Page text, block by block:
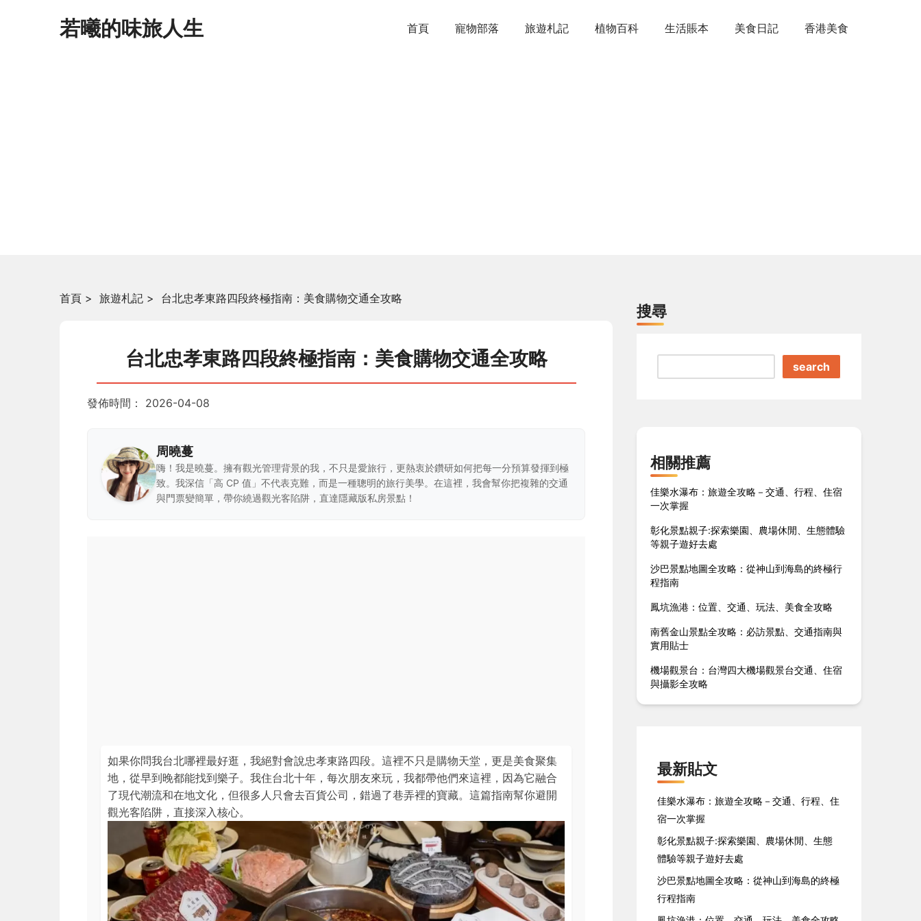
若曦的味旅人生 首頁 寵物部落 旅遊札記 植物百科 生活賬本 美食日記 香港美食
首頁 > 旅遊札記 > 台北忠孝東路四段終極指南：美食購物交通全攻略
台北忠孝東路四段終極指南：美食購物交通全攻略
發佈時間： 2026-04-08
周曉蔓
嗨！我是曉蔓。擁有觀光管理背景的我，不只是愛旅行，更熱衷於鑽研如何把每一分預算發揮到極
致。我深信「高 CP 值」不代表克難，而是一種聰明的旅行美學。在這裡，我會幫你把複雜的交通
與門票變簡單，帶你繞過觀光客陷阱，直達隱藏版私房景點！
如果你問我台北哪裡最好逛，我絕對會說忠孝東路四段。這裡不只是購物天堂，更是美食聚集
地，從早到晚都能找到樂子。我住台北十年，每次朋友來玩，我都帶他們來這裡，因為它融合
了現代潮流和在地文化，但很多人只會去百貨公司，錯過了巷弄裡的寶藏。這篇指南幫你避開
觀光客陷阱，直接深入核心。
搜尋
search
相關推薦
佳樂水瀑布：旅遊全攻略－交通、行程、住宿
一次掌握
彰化景點親子:探索樂園、農場休閒、生態體驗
等親子遊好去處
沙巴景點地圖全攻略：從神山到海島的終極行
程指南
鳳坑漁港：位置、交通、玩法、美食全攻略
南舊金山景點全攻略：必訪景點、交通指南與
實用貼士
機場觀景台：台灣四大機場觀景台交通、住宿
與攝影全攻略
最新貼文
佳樂水瀑布：旅遊全攻略－交通、行程、住
宿一次掌握
彰化景點親子:探索樂園、農場休閒、生態
體驗等親子遊好去處
沙巴景點地圖全攻略：從神山到海島的終極
行程指南